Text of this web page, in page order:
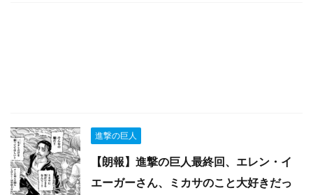
進撃の巨人
【朗報】進撃の巨人最終回、エレン・イ
エーガーさん、ミカサのこと大好きだっ